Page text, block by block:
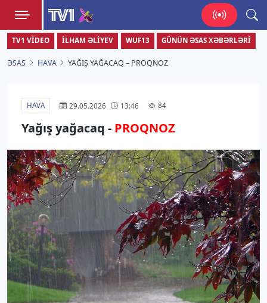
TV1
Zamanı bizimlə yaşa!
TV1 VIDEO İLHAM ƏLIYEV WUF13 GÜNÜN ƏSAS XƏBƏRLƏRI
ƏSAS HAVA YAĞIŞ YAĞACAQ – PROQNOZ
HAVA 29.05.2026 13:46 84
Yağış yağacaq - PROQNOZ